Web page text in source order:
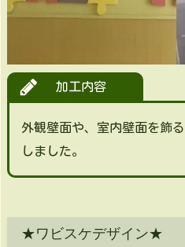
加工内容
外観壁面や、室内壁面を飾
しました。
★ワビスケデザイン★